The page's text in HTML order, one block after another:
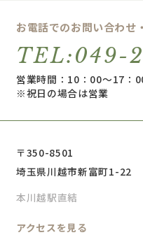
お電話でのお問い合わせ
TEL:049-
営業時間：10：00～17：
※祝日の場合は営業
〒350-8501
埼玉県川越市新富町1-22
本川越駅直結
アクセスを見る